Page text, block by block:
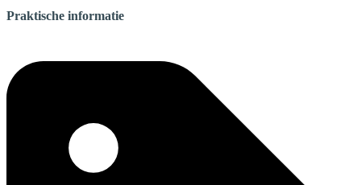
Praktische informatie